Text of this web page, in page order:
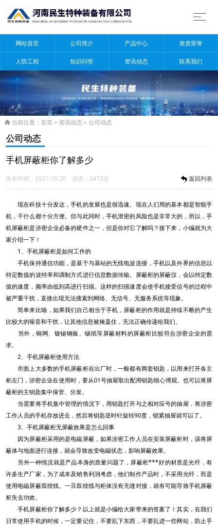
网站首页 公司简介 产品中心 资质荣誉
人防工程 知识问答 资讯动态 联系我们
 当前位置： 首页> 资讯动态 > 公司动态
公司动态
手机屏蔽柜你了解多少
发布时间：2021-10-20 浏览：2473次 返回列表
现在科技十分发达，手机的发展也是很迅速。现在人们用的基本都是智能手
机，干什么都十分方便。但与此同时，手机泄密的风险也是非常大的，所以，手
机屏蔽柜是涉密企业必备的硬件之一，但是你对它了解吗？接下来，小编就为大
家介绍一下！
1、手机屏蔽柜是如何工作的
手机保持通信功能，是基于与基站的无线电波连接，手机以及外界的信息以
特定数值的波特率和调制方式进行信息数据传输。屏蔽柜的屏蔽仪，会以特定数
值的速度，频率由低到高进行扫描。这样的扫描速度会使手机接受信号的过程中
被严重干扰，直接出现无法搜索到网络、无信号、无服务系统等现象。
简单来比喻，如果我们自己相当于手机，屏蔽柜的作用就是持续不断的产生
比较大的噪音和干扰，让其他信息被掩盖住，无法正确传递给我们。
另外，铜网、镀锡钢板、锡纸等屏蔽材料的屏蔽柜比较符合涉密企业的需
求。
2、手机屏蔽柜使用方法
市面上大多数的手机屏蔽柜在出厂时，一般都有两套钥匙，以用来打开各主
柜左门，涉密企业在使用时，要从01号抽屉取出配用钥匙细心博观。也可以将屏
蔽柜的主钥匙集中保管、分发。
当需要将手机集中管理的情况下，用钥匙打开与之相对应号的抽屉，将涉密
工作人员的手机存放进去，然后将钥匙逆时针旋转90度，锁紧抽屉就可以了。
3、手机屏蔽柜无屏蔽效果是怎么回事
因为屏蔽柜采用的是电磁屏蔽，如果涉密工作人员在安装屏蔽柜时，误将屏
蔽体与地面进行连接，就会导致改变电磁状态，影响屏蔽效果。
另外一种情况就是产品本身的质量问题了，屏蔽柜***好的材质是光纤，有
许多生产厂家，为了成本及销售利润考虑，他们制作产品时，不采用光纤，而是
使用电磁屏蔽双绞线。一旦双绞线与柜体没有无缝对接，就有可能导致手机屏蔽
柜失去功效。
手机屏蔽柜你了解多少？以上就是小编给大家带来的答案了！其实，在我们
日常使用手机的时候，一定要记住，不要乱下东西，不要乱进一些网站，防止手